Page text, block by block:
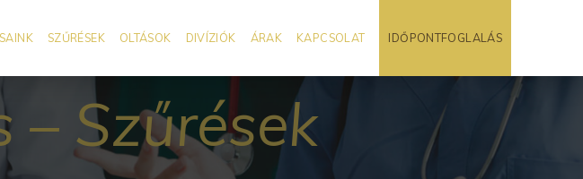
SZŰRÉSEK OLTÁSOK DIVÍZIÓK ÁRAK KAPCSOLAT IDŐPONTFOGLALÁS
– Szűrések